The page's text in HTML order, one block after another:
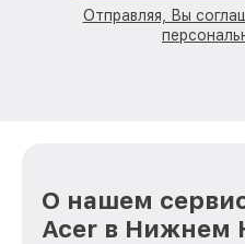
Отправляя, Вы
О нашем
Acer в Нижнем